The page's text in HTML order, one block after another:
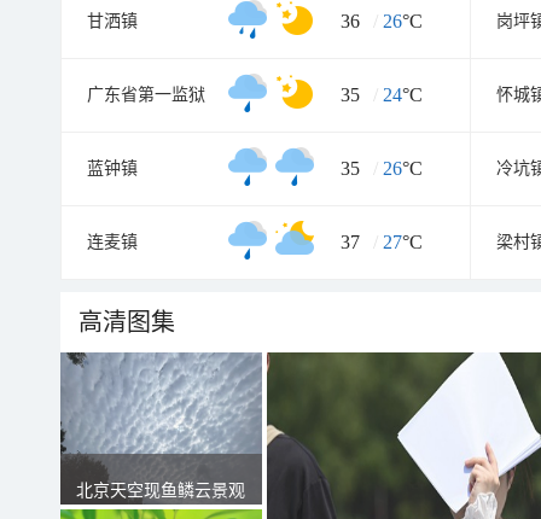
甘洒镇 36 / 26°C 岗坪
广东省第一监狱 35 / 24°C 怀城
蓝钟镇 35 / 26°C 冷坑
连麦镇 37 / 27°C 梁村
高清图集
北京天空现鱼鳞云景观